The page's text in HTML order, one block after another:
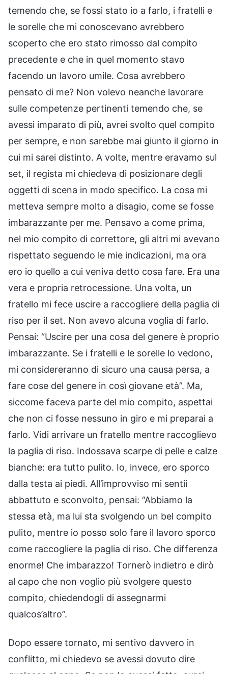
temendo che, se fossi stato io a farlo, i fratelli e
le sorelle che mi conoscevano avrebbero
scoperto che ero stato rimosso dal compito
precedente e che in quel momento stavo
facendo un lavoro umile. Cosa avrebbero
pensato di me? Non volevo neanche lavorare
sulle competenze pertinenti temendo che, se
avessi imparato di più, avrei svolto quel compito
per sempre, e non sarebbe mai giunto il giorno in
cui mi sarei distinto. A volte, mentre eravamo sul
set, il regista mi chiedeva di posizionare degli
oggetti di scena in modo specifico. La cosa mi
metteva sempre molto a disagio, come se fosse
imbarazzante per me. Pensavo a come prima,
nel mio compito di correttore, gli altri mi avevano
rispettato seguendo le mie indicazioni, ma ora
ero io quello a cui veniva detto cosa fare. Era una
vera e propria retrocessione. Una volta, un
fratello mi fece uscire a raccogliere della paglia di
riso per il set. Non avevo alcuna voglia di farlo.
Pensai: “Uscire per una cosa del genere è proprio
imbarazzante. Se i fratelli e le sorelle lo vedono,
mi considereranno di sicuro una causa persa, a
fare cose del genere in così giovane età”. Ma,
siccome faceva parte del mio compito, aspettai
che non ci fosse nessuno in giro e mi preparai a
farlo. Vidi arrivare un fratello mentre raccoglievo
la paglia di riso. Indossava scarpe di pelle e calze
bianche: era tutto pulito. Io, invece, ero sporco
dalla testa ai piedi. All’improvviso mi sentii
abbattuto e sconvolto, pensai: “Abbiamo la
stessa età, ma lui sta svolgendo un bel compito
pulito, mentre io posso solo fare il lavoro sporco
come raccogliere la paglia di riso. Che differenza
enorme! Che imbarazzo! Tornerò indietro e dirò
al capo che non voglio più svolgere questo
compito, chiedendogli di assegnarmi
qualcos’altro”.
Dopo essere tornato, mi sentivo davvero in
conflitto, mi chiedevo se avessi dovuto dire